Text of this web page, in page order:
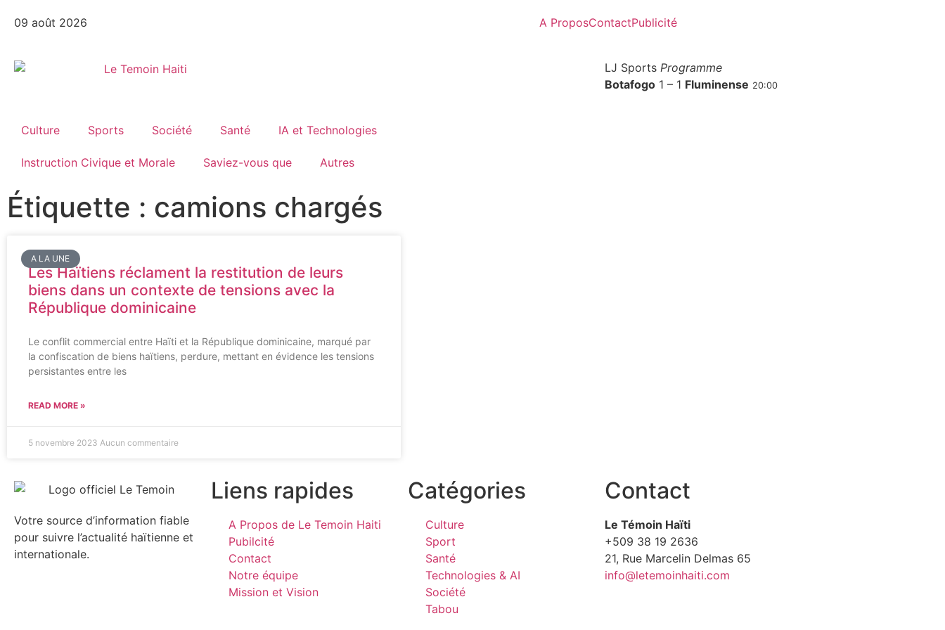
09 août 2026 A ProposContactPublicité
LJ Sports Programme
Botafogo 1 – 1 Fluminense 20:00
Culture Sports Société Santé IA et Technologies
Instruction Civique et Morale Saviez-vous que Autres
Étiquette : camions chargés
A LA UNE
Les Haïtiens réclament la restitution de leurs
biens dans un contexte de tensions avec la
République dominicaine
Le conflit commercial entre Haïti et la République dominicaine, marqué par
la confiscation de biens haïtiens, perdure, mettant en évidence les tensions
persistantes entre les
READ MORE »
5 novembre 2023 Aucun commentaire
Votre source d’information fiable
pour suivre l’actualité haïtienne et
internationale.
Liens rapides
A Propos de Le Temoin Haiti
Pubilcité
Contact
Notre équipe
Mission et Vision
Catégories
Culture
Sport
Santé
Technologies & AI
Société
Tabou
Contact
Le Témoin Haïti
+509 38 19 2636
21, Rue Marcelin Delmas 65
info@letemoinhaiti.com